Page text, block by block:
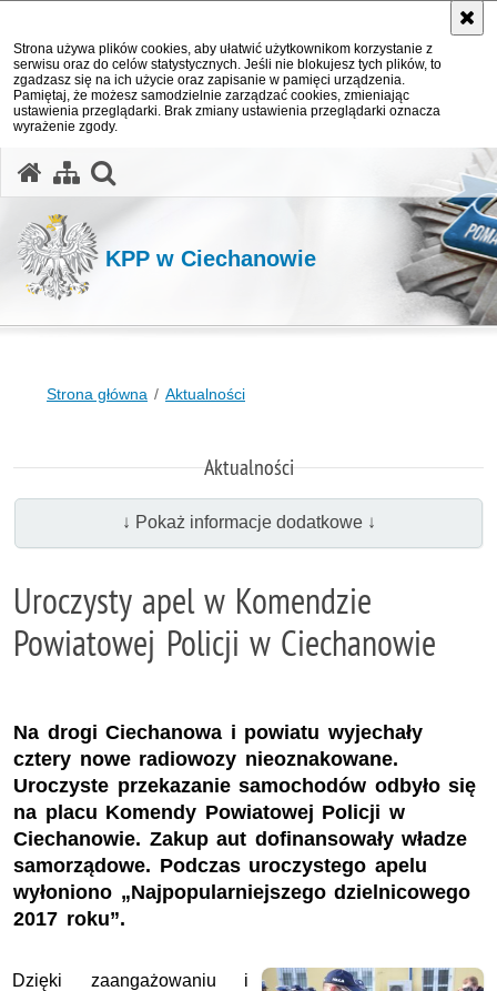
Strona używa plików cookies, aby ułatwić użytkownikom korzystanie z
serwisu oraz do celów statystycznych. Jeśli nie blokujesz tych plików, to
zgadzasz się na ich użycie oraz zapisanie w pamięci urządzenia.
Pamiętaj, że możesz samodzielnie zarządzać cookies, zmieniając
ustawienia przeglądarki. Brak zmiany ustawienia przeglądarki oznacza
wyrażenie zgody.
KPP w Ciechanowie
Strona główna Aktualności
Aktualności
↓ Pokaż informacje dodatkowe ↓
Uroczysty apel w Komendzie
Powiatowej Policji w Ciechanowie
Na drogi Ciechanowa i powiatu wyjechały
cztery nowe radiowozy nieoznakowane.
Uroczyste przekazanie samochodów odbyło się
na placu Komendy Powiatowej Policji w
Ciechanowie. Zakup aut dofinansowały władze
samorządowe. Podczas uroczystego apelu
wyłoniono „Najpopularniejszego dzielnicowego
2017 roku”.
Dzięki zaangażowaniu i